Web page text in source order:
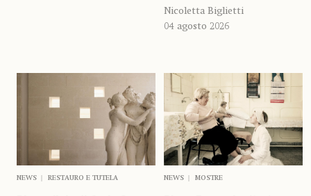
Nicoletta Biglietti
04 agosto 2026
NEWS RESTAURO E TUTELA NEWS MOSTRE